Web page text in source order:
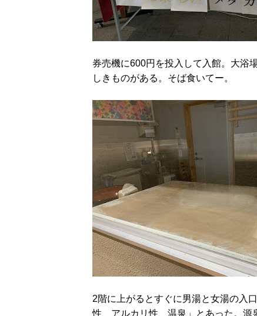
券売機に600円を投入して入館。大浴
しきものがある。そば食いてー。
2階に上がるとすぐに男湯と女湯の入
性、アルカリ性、温泉」とあった。